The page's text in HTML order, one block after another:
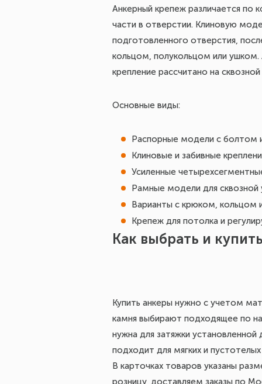
Анкерный крепеж различается по
части в отверстии. Клиновую
подготовленного отверстия,
кольцом, полукольцом или
крепление рассчитано на
Основные виды:
Распорные модели с болтом
Клиновые и забивные
Усиленные
Рамные модели для сквозной
Варианты с крюком, кольцом
Крепеж для потолка и
Как выбрать и
Купить анкеры нужно с учетом
камня выбирают подходящее по
нужна для затяжки
подходит для мягких и
В карточках товаров указаны
розницу, доставляем заказы по